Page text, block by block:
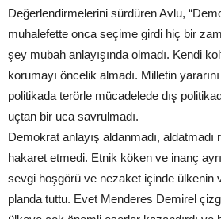
Değerlendirmelerini sürdüren Avlu,
muhalefette onca seçime girdi hiç bir
şey mubah anlayışında olmadı. Kendi
korumayı öncelik almadı. Milletin
politikada terörle mücadelede dış
uçtan bir uca savrulmadı.
Demokrat anlayış aldanmadı, aldatmadı
hakaret etmedi. Etnik köken ve inanç
sevgi hoşgörü ve nezaket içinde ülkenin
planda tuttu. Evet Menderes Demirel